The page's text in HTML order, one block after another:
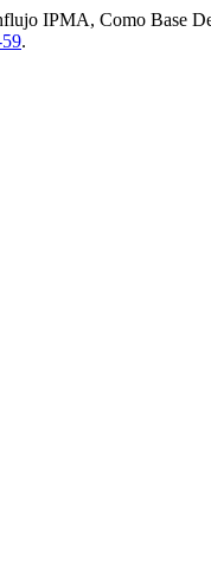
IPMA, Como Base
.